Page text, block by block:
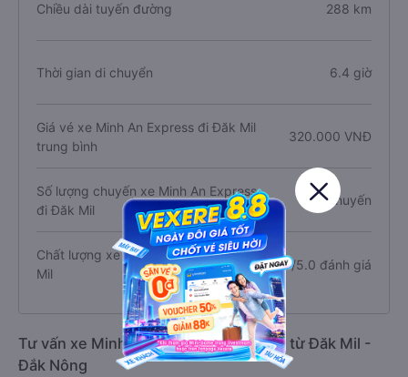
Chiều dài tuyến đường 288 km
Thời gian di chuyển 6.4 giờ
Giá vé xe Minh An Express đi Đăk Mil
trung bình
320.000 VNĐ
Số lượng chuyến xe Minh An Express
đi Đăk Mil
6 chuyến
Chất lượng xe Minh An Express đi Đăk
Mil
4.9/5.0 đánh giá
Tư vấn xe Minh An Express đi Sài Gòn từ Đăk Mil -
Đắk Nông